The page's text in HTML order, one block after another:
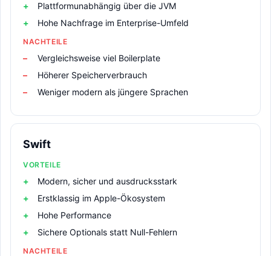
Plattformunabhängig über die JVM
Hohe Nachfrage im Enterprise-Umfeld
NACHTEILE
Vergleichsweise viel Boilerplate
Höherer Speicherverbrauch
Weniger modern als jüngere Sprachen
Swift
VORTEILE
Modern, sicher und ausdrucksstark
Erstklassig im Apple-Ökosystem
Hohe Performance
Sichere Optionals statt Null-Fehlern
NACHTEILE